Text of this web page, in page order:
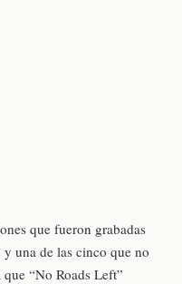
que fueron grabadas
una de las cinco que no
“No Roads Left”